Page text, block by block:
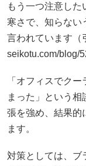
もう一つ注意し
寒さで、知らない
言われています（
seikotu.com/blog/
「オフィスでク
まった」という
張を強め、結果的
ます。
対策としては、ブ